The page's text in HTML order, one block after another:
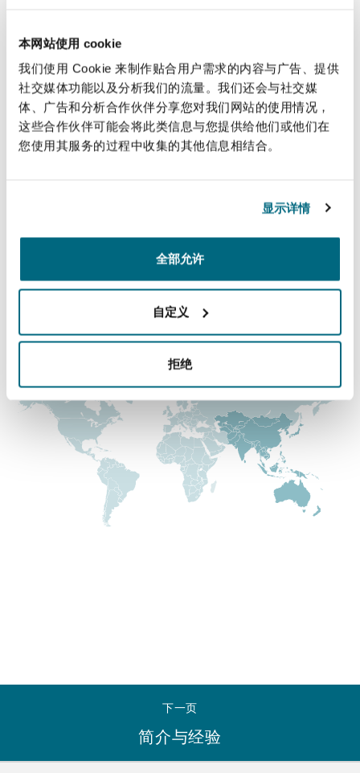
本网站使用 cookie
我们使用 Cookie 来制作贴合用户需求的内容与广告、提供
社交媒体功能以及分析我们的流量。我们还会与社交媒
体、广告和分析合作伙伴分享您对我们网站的使用情况，
这些合作伙伴可能会将此类信息与您提供给他们或他们在
您使用其服务的过程中收集的其他信息相结合。
显示详情
全部允许
自定义
拒绝
Non-Contentious
Regulatory
Satellite & Space
Insurance Coverage
Property
Reinsurance
Specialty
海
加坡
阿密
特利尔
兰治县
尼克斯
尔福德
堡
敦
德里
彻斯特，新贝利广场2号
cargo & bills of lading. She advises on
complex domestic and cross-border
disputes, including post-arbitration
enforcement and annulment
proceedings.
涵盖的办公室和地区
下一页
简介与经验